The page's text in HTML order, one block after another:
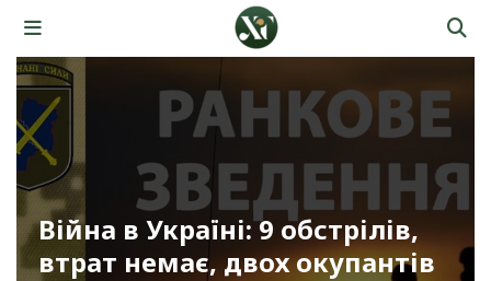
Війна в Україні: 9 обстрілів,
втрат немає, двох окупантів